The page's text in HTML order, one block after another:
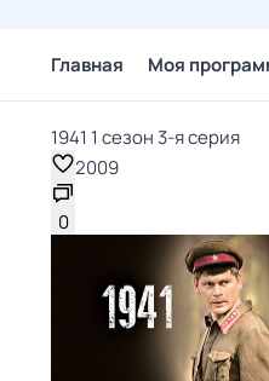
Главная Моя
1941 1 сезон 3-я серия
2009
0